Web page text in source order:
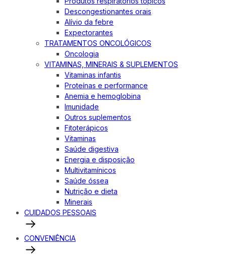
Descongestionantes orais
Alívio da febre
Expectorantes
TRATAMENTOS ONCOLÓGICOS
Oncologia
VITAMINAS, MINERAIS & SUPLEMENTOS
Vitaminas infantis
Proteínas e performance
Anemia e hemoglobina
Imunidade
Outros suplementos
Fitoterápicos
Vitaminas
Saúde digestiva
Energia e disposição
Multivitamínicos
Saúde óssea
Nutrição e dieta
Minerais
CUIDADOS PESSOAIS
CONVENIÊNCIA